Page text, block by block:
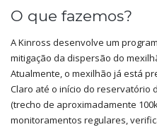
O que fazemos?
A Kinross desenvolve um
mitigação da dispersão do
Atualmente, o mexilhão já está
Claro até o início do reservatório
(trecho de aproximadamente
monitoramentos regulares,